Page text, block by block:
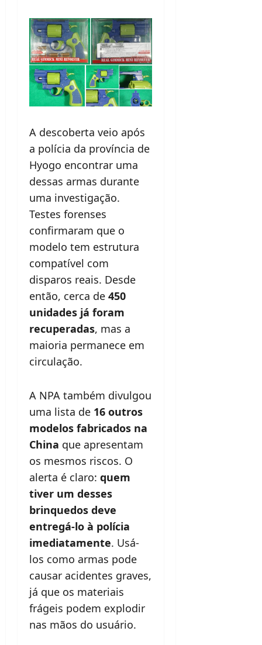
A descoberta veio após
a polícia da província de
Hyogo encontrar uma
dessas armas durante
uma investigação.
Testes forenses
confirmaram que o
modelo tem estrutura
compatível com
disparos reais. Desde
então, cerca de 450
unidades já foram
recuperadas, mas a
maioria permanece em
circulação.
A NPA também divulgou
uma lista de 16 outros
modelos fabricados na
China que apresentam
os mesmos riscos. O
alerta é claro: quem
tiver um desses
brinquedos deve
entregá-lo à polícia
imediatamente. Usá-
los como armas pode
causar acidentes graves,
já que os materiais
frágeis podem explodir
nas mãos do usuário.